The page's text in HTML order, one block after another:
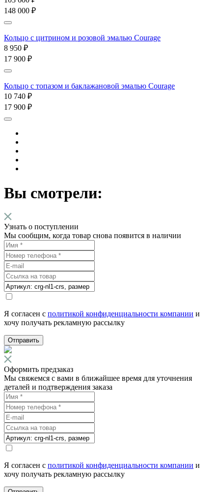
148 000 ₽
Кольцо с цитрином и розовой эмалью Courage
8 950 ₽
17 900 ₽
Кольцо с топазом и баклажановой эмалью Courage
10 740 ₽
17 900 ₽
Вы смотрели:
Узнать о поступлении
Мы сообщим, когда товар снова появится в наличии
Я согласен с политикой конфиденциальности компании и
хочу получать рекламную рассылку
Отправить
Оформить предзаказ
Мы свяжемся с вами в ближайшее время для уточнения
деталей и подтверждения заказа
Я согласен с политикой конфиденциальности компании и
хочу получать рекламную рассылку